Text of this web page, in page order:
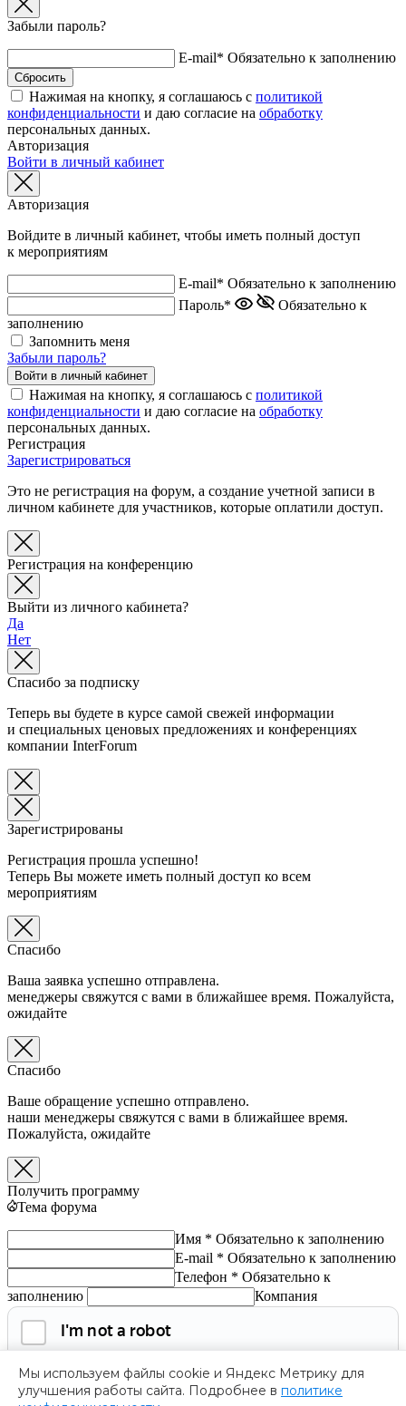
Мы используем файлы cookie и Яндекс Метрику для
улучшения работы сайта. Подробнее в политике
Забыли пароль?
E-mail* Обязательно к заполнению
Нажимая на кнопку, я соглашаюсь с политикой
конфиденциальности и даю согласие на обработку
персональных данных.
Авторизация
Войти в личный кабинет
Авторизация
Войдите в личный кабинет, чтобы иметь полный доступ
к мероприятиям
E-mail* Обязательно к заполнению
Пароль*
Обязательно к
заполнению
Запомнить меня
Забыли пароль?
Нажимая на кнопку, я соглашаюсь с политикой
конфиденциальности и даю согласие на обработку
персональных данных.
Регистрация
Зарегистрироваться
Это не регистрация на форум, а создание учетной записи в
личном кабинете для участников, которые оплатили доступ.
Регистрация на конференцию
Выйти из личного кабинета?
Да
Нет
Спасибо за подписку
Теперь вы будете в курсе самой свежей информации
и специальных ценовых предложениях и конференциях
компании InterForum
Зарегистрированы
Регистрация прошла успешно!
Теперь Вы можете иметь полный доступ ко всем
мероприятиям
Спасибо
Ваша заявка успешно отправлена.
менеджеры свяжутся с вами в ближайшее время. Пожалуйста,
ожидайте
Спасибо
Ваше обращение успешно отправлено.
наши менеджеры свяжутся с вами в ближайшее время.
Пожалуйста, ожидайте
Получить программу
Тема форума
Имя * Обязательно к заполнению
E-mail * Обязательно к заполнению
Телефон * Обязательно к
заполнению
Компания